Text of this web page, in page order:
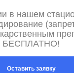
в нашем
БЕСПЛАТНО!
Оставить заявку